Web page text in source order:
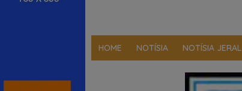
HOME NOTÍSIA NOTÍSIA JERAL